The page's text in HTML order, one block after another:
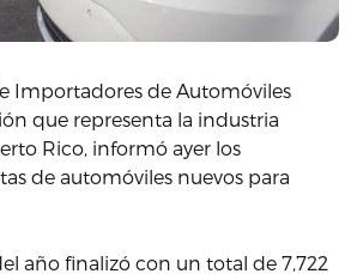
Importadores de Automóviles
que representa la industria
Rico, informó ayer los
de automóviles nuevos para
año finalizó con un total de 7,722